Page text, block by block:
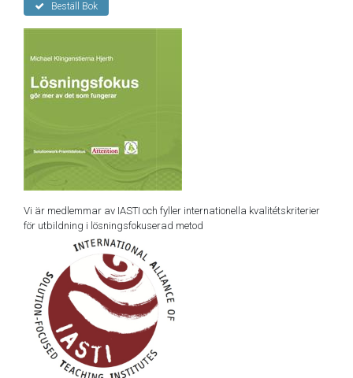
Beställ Bok
Vi är medlemmar av IASTI och fyller internationella kvalitétskriterier
för utbildning i lösningsfokuserad metod